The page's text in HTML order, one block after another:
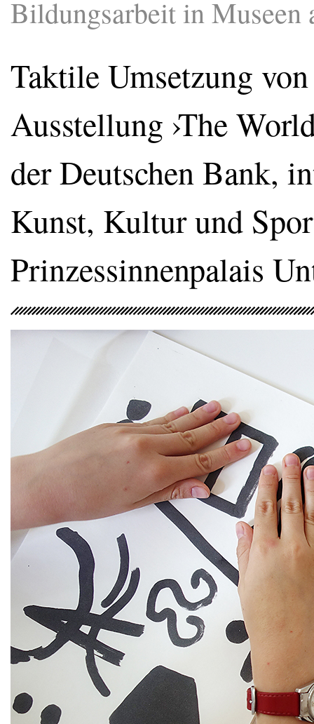
Bildungsarbeit in Museen
Taktile Umsetzung
Ausstellung ›The
der Deutschen Bank,
Kunst, Kultur und
Prinzessinnenpalais